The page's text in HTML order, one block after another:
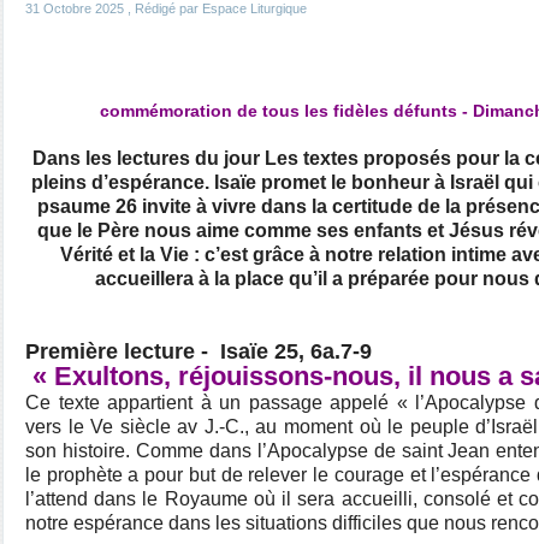
31 Octobre 2025 , Rédigé par Espace Liturgique
commémoration de tous les fidèles défunts -
Dans les lectures du jour Les textes proposés pour la
pleins d’espérance. Isaïe promet le bonheur à Israël
psaume 26 invite à vivre dans la certitude de la
que le Père nous aime comme ses enfants et Jésus
Vérité et la Vie : c’est grâce à notre relation intime
accueillera à la place qu’il a préparée pour
Première lecture - Isaïe 25, 6a.7-9
« Exultons, réjouissons-nous, il nous a
Ce texte appartient à un passage appelé « l’Apocalypse
vers le Ve siècle av J.-C., au moment où le peuple
son histoire. Comme dans l’Apocalypse de saint Jean
le prophète a pour but de relever le courage et
l’attend dans le Royaume où il sera accueilli, consolé et
notre espérance dans les situations difficiles que nous